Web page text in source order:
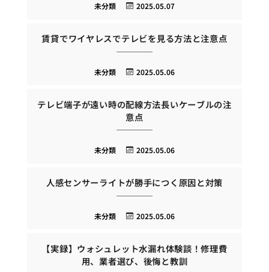
2025.05.07
未分類
賃貸でワイヤレスでテレビを見る方法と注意点
2025.05.06
未分類
テレビ端子が遠い時の配線方法長いケーブルの注
意点
2025.05.06
未分類
人感センサーライトが勝手につく原因と対策
2025.05.06
未分類
【実録】ウォシュレット水漏れ体験談！修理費
用、業者選び、後悔と教訓